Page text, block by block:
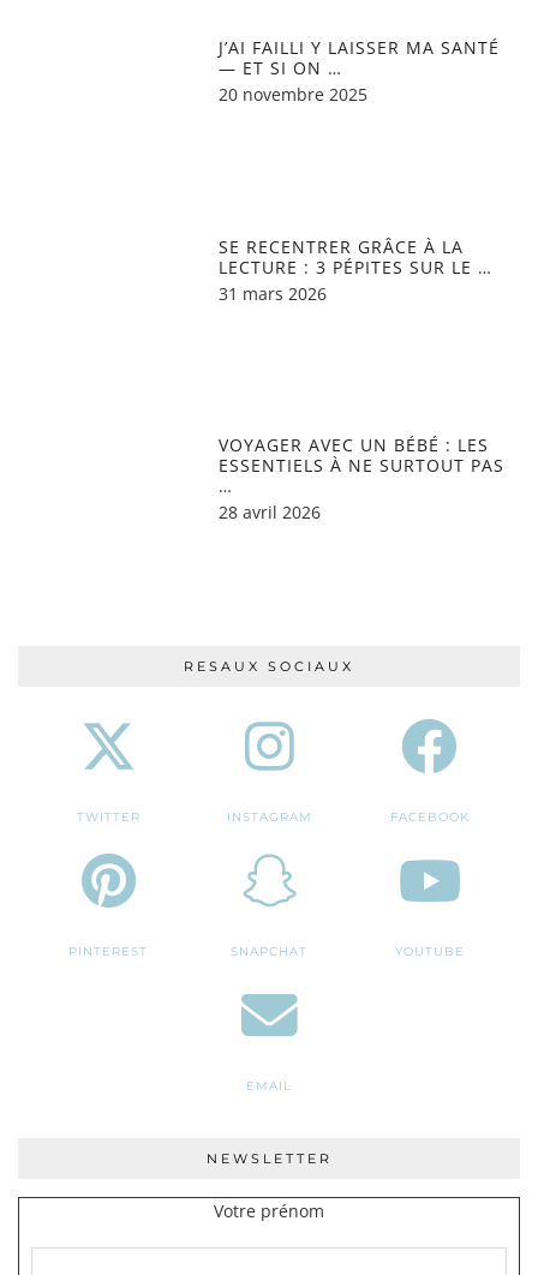
J’AI FAILLI Y LAISSER MA SANTÉ
— ET SI ON …
20 novembre 2025
SE RECENTRER GRÂCE À LA
LECTURE : 3 PÉPITES SUR LE …
31 mars 2026
VOYAGER AVEC UN BÉBÉ : LES
ESSENTIELS À NE SURTOUT PAS
…
28 avril 2026
RESAUX SOCIAUX
TWITTER INSTAGRAM FACEBOOK
PINTEREST SNAPCHAT YOUTUBE
EMAIL
NEWSLETTER
Votre prénom